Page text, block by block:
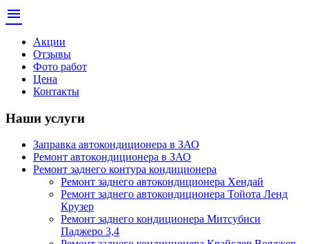
menu
Акции
Отзывы
Фото работ
Цена
Контакты
Наши услуги
Заправка автокондиционера в ЗАО
Ремонт автокондиционера в ЗАО
Ремонт заднего контура кондиционера
Ремонт заднего автокондиционера Хендай
Ремонт заднего автокондиционера Тойота Ленд
Крузер
Ремонт заднего кондиционера Митсубиси
Паджеро 3,4